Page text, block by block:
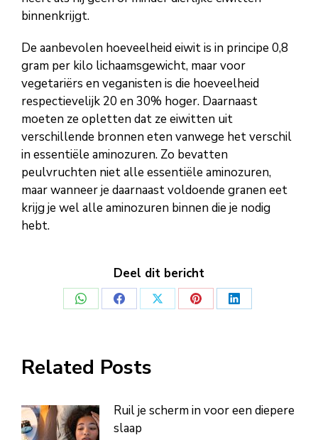
binnenkrijgt.
De aanbevolen hoeveelheid eiwit is in principe 0,8
gram per kilo lichaamsgewicht, maar voor
vegetariërs en veganisten is die hoeveelheid
respectievelijk 20 en 30% hoger. Daarnaast
moeten ze opletten dat ze eiwitten uit
verschillende bronnen eten vanwege het verschil
in essentiële aminozuren. Zo bevatten
peulvruchten niet alle essentiële aminozuren,
maar wanneer je daarnaast voldoende granen eet
krijg je wel alle aminozuren binnen die je nodig
hebt.
Deel dit bericht
Deel
Deel
Deel
Deel
Deel
Related Posts
Ruil je scherm in voor een diepere
slaap